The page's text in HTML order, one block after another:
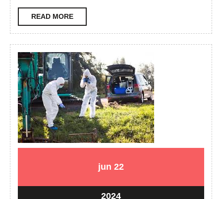
cursus
bij
Spiraltrain!
READ MOREREAD
MORE
jun 22
2024
22
202422